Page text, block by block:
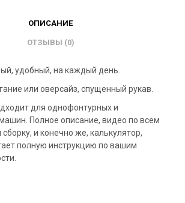
ОПИСАНИЕ
ОТЗЫВЫ (0)
удобный, на каждый день.
или оверсайз, спущенный рукав.
для однофонтурных и
Полное описание, видео по всем
и конечно же, калькулятор,
полную инструкцию по вашим